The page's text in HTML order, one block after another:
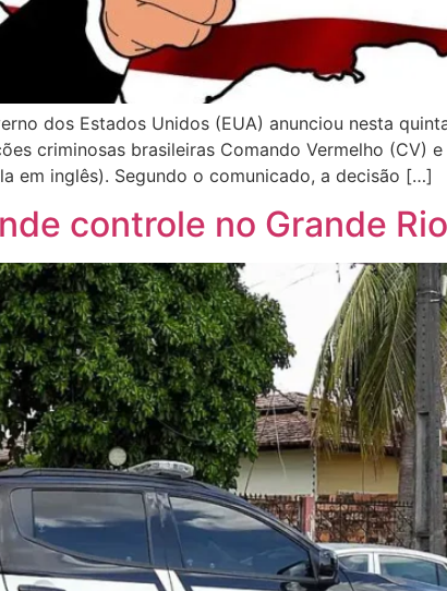
dos Estados Unidos (EUA) anunciou nesta
criminosas brasileiras Comando Vermelho (CV)
em inglês). Segundo o comunicado, a decisão […]
controle no Grande Rio